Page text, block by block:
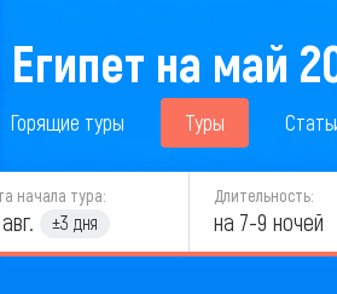
на май
Горящие туры Туры
начала тура:
±3 дня
Длительность:
на 7-9 ночей